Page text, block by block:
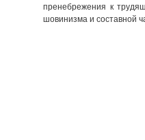
пренебрежения к
шовинизма и составной